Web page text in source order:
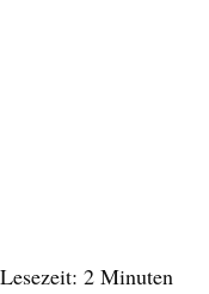
Lesezeit: 2 Minuten